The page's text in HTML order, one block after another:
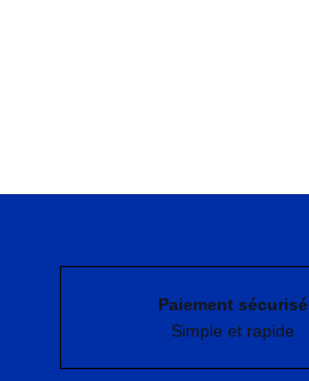
Paiement sécurisé
Simple et rapide